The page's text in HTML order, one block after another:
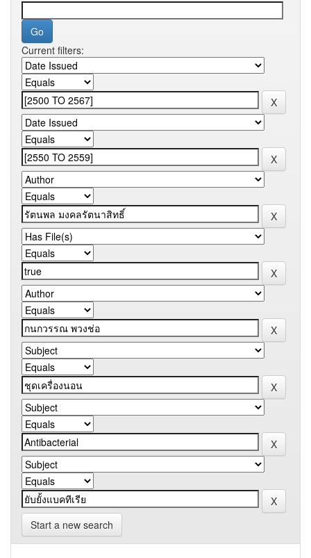
Current filters:
Start a new search